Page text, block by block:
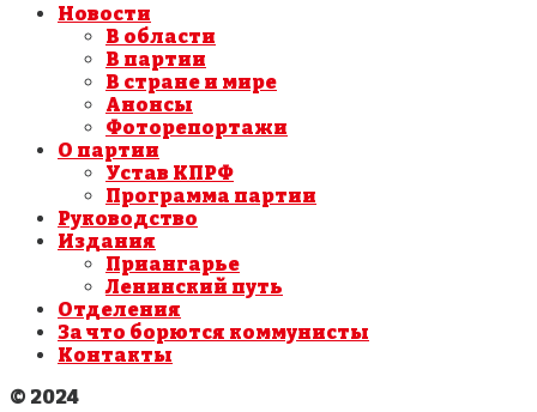
Новости
В области
В партии
В стране и мире
Анонсы
Фоторепортажи
О партии
Устав КПРФ
Программа партии
Руководство
Издания
Приангарье
Ленинский путь
Отделения
За что борются коммунисты
Контакты
© 2024